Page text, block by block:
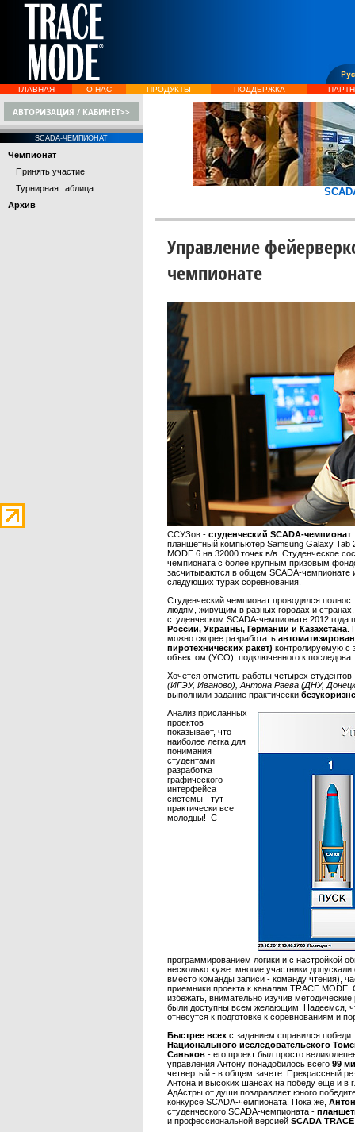
ГЛАВНАЯ О НАС ПРОДУКТЫ ПОДДЕРЖКА
АВТОРИЗАЦИЯ / КАБИНЕТ>>
SCADA-ЧЕМПИОНАТ
Чемпионат
Принять участие
Турнирная таблица
Архив
Управление
чемпионате
ССУЗов - студенческий SCADA-чемпионат
планшетный компьютер Samsung Galaxy Tab
MODE 6 на 32000 точек в/в. Студенческое
чемпионата с более крупным призовым
засчитываются в общем SCADA-
следующих турах соревнования.
Студенческий чемпионат проводился
людям, живущим в разных городах и
студенческом SCADA-чемпионате 2012 года
России, Украины, Германии и Казахстана
можно скорее разработать
пиротехнических ракет) контролируемую с
объектом (УСО), подключенного к
Хочется отметить работы четырех
(ИГЭУ, Иваново), Антона Раева (ДНУ,
выполнили задание практически
Анализ присланных
проектов
показывает, что
наиболее легка для
понимания
студентами
разработка
графического
интерфейса
системы - тут
практически все
молодцы! С
программированием логики и с настройкой
несколько хуже: многие участники
вместо команды записи - команду чтения),
приемники проекта к каналам TRACE
избежать, внимательно изучив
были доступны всем желающим. Надеемся,
отнесутся к подготовке к соревнованиям и
Быстрее всех с заданием справился
Национального исследовательского
Саньков - его проект был просто
управления Антону понадобилось всего 99
четвертый - в общем зачете. Прекрассный
Антона и высоких шансах на победу еще и в
АдАстры от души поздравляет юного
конкурсе SCADA-чемпионата. Пока же,
студенческого SCADA-чемпионата -
и профессиональной версией SCADA